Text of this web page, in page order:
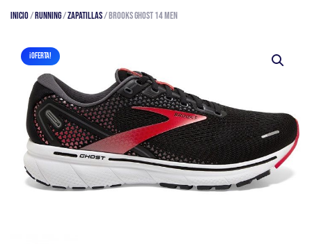
Inicio/Running/Zapatillas/ Brooks Ghost 14 Men
¡OFERTA!